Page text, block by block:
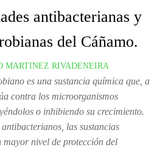
antibacterianas y
del Cáñamo.
MARTINEZ RIVADENEIRA
es una sustancia química que, a
contra los microorganismos
o inhibiendo su crecimiento.
las sustancias
nivel de protección del